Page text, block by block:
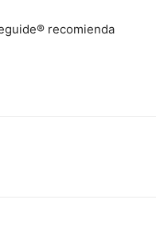
recomienda